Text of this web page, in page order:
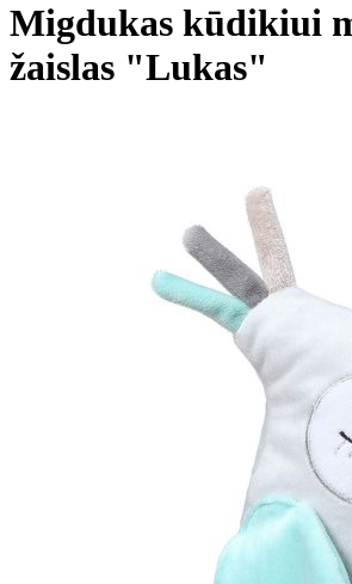
Migdukas kūdikiui
žaislas "Lukas"